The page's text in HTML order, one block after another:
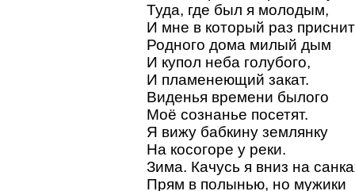
Туда, где был я молодым,
И мне в который раз
Родного дома милый дым
И купол неба голубого,
И пламенеющий закат.
Виденья времени былого
Моё сознанье посетят.
Я вижу бабкину землянку
На косогоре у реки.
Зима. Качусь я вниз на
Прям в полынью, но мужики